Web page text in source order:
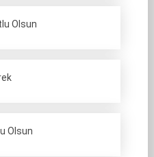
Olsun
Olsun